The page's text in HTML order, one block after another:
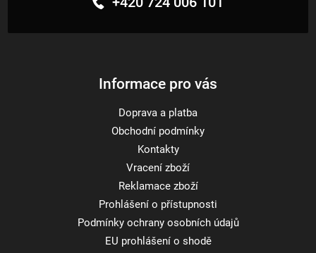
Informace pro vás
Doprava a platba
Obchodní podmínky
Kontakty
Vracení zboží
Reklamace zboží
Prohlášení o přístupnosti
Podmínky ochrany osobních údajů
EU prohlášení o shodě